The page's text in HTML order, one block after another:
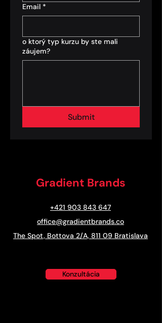
Email *
o ktorý typ kurzu by ste mali
záujem?
Submit
Gradient Brands
+421 903 843 647
office@gradientbrands.co
The Spot, Bottova 2/A, 811 09 Bratislava
Konzultácia